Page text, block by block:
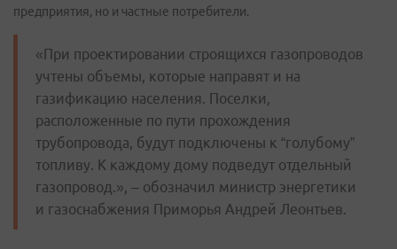
предприятия, но и частные потребители.
«При проектировании строящихся газопроводов
учтены объемы, которые направят и на
газификацию населения. Поселки,
расположенные по пути прохождения
трубопровода, будут подключены к “голубому”
топливу. К каждому дому подведут отдельный
газопровод.», – обозначил министр энергетики
и газоснабжения Приморья Андрей Леонтьев.